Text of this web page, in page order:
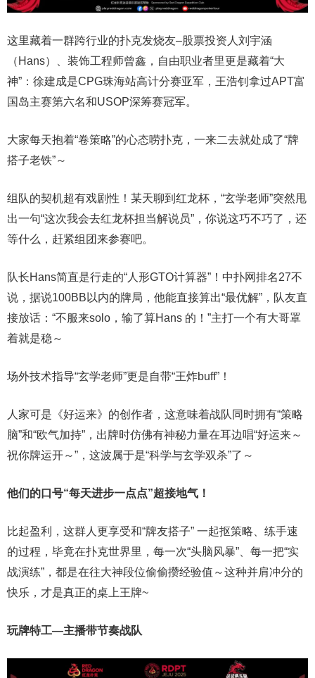
这里藏着一群跨行业的扑克发烧友–股票投资人刘宇涵
（Hans）、装饰工程师曾鑫，自由职业者里更是藏着“大
神”：徐建成是CPG珠海站高计分赛亚军，王浩钊拿过APT富
国岛主赛第六名和USOP深筹赛冠军。
大家每天抱着“卷策略”的心态唠扑克，一来二去就处成了“牌
搭子老铁”～
组队的契机超有戏剧性！某天聊到红龙杯，“玄学老师”突然甩
出一句“这次我会去红龙杯担当解说员”，你说这巧不巧了，还
等什么，赶紧组团来参赛吧。
队长Hans简直是行走的“人形GTO计算器”！中扑网排名27不
说，据说100BB以内的牌局，他能直接算出“最优解”，队友直
接放话：“不服来solo，输了算Hans 的！”主打一个有大哥罩
着就是稳～
场外技术指导“玄学老师”更是自带“王炸buff”！
人家可是《好运来》的创作者，这意味着战队同时拥有“策略
脑”和“欧气加持”，出牌时仿佛有神秘力量在耳边唱“好运来～
祝你牌运开～”，这波属于是“科学与玄学双杀”了～
他们的口号“每天进步一点点”超接地气！
比起盈利，这群人更享受和“牌友搭子” 一起抠策略、练手速
的过程，毕竟在扑克世界里，每一次“头脑风暴”、每一把“实
战演练”，都是在往大神段位偷偷攒经验值～这种并肩冲分的
快乐，才是真正的桌上王牌~
玩牌特工—主播带节奏战队